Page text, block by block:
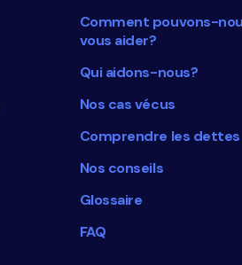
Comment pouvons-
vous aider?
Qui aidons-nous?
Nos cas vécus
Comprendre les dettes
Nos conseils
Glossaire
FAQ